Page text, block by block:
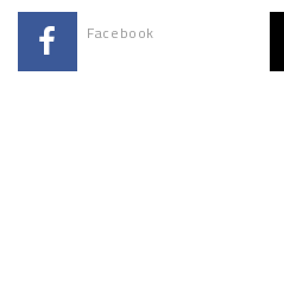
Facebook